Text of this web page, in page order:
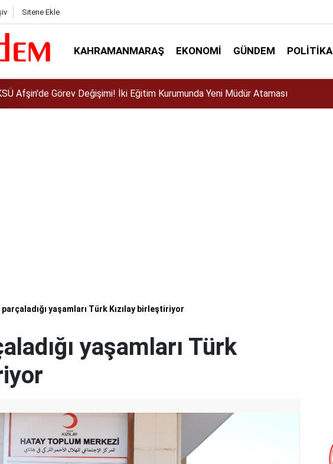
Sitene Ekle
KAHRAMANMARAŞ EKONOMI GÜNDEM POLITIKA
Arar konser için Kahramanmaraş’a geliyor!
parçaladığı yaşamları Türk Kızılay birleştiriyor
yaşamları Türk